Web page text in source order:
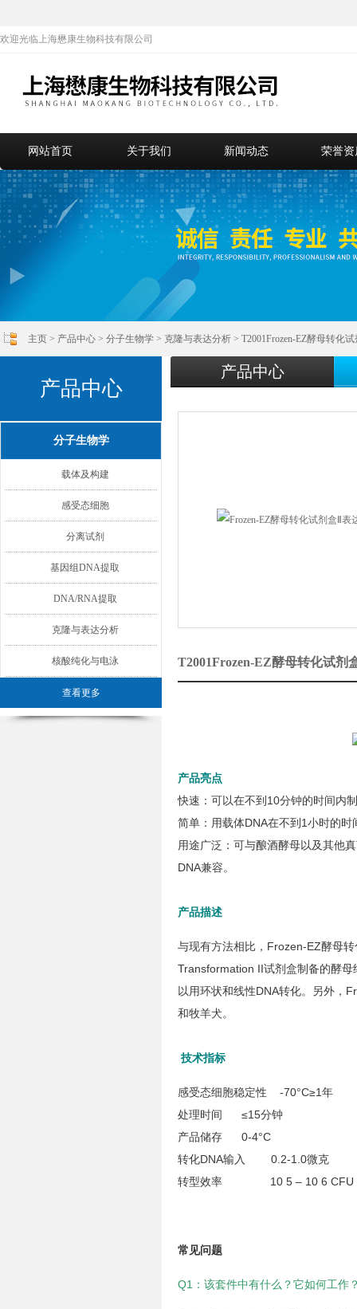
欢迎光临上海懋康生物科技有限公司
网站首页 关于我们 新闻动态 荣誉资
主页 > 产品中心 > 分子生物学 > 克隆与表达分析 > T2001Frozen-EZ酵母转化
产品中心
分子生物学
载体及构建
感受态细胞
分离试剂
基因组DNA提取
DNA/RNA提取
克隆与表达分析
核酸纯化与电泳
查看更多
产品中心
T2001Frozen-EZ酵母转化试剂
产品亮点
快速：可以在不到10分钟的时间内
简单：用载体DNA在不到1小时的
用途广泛：可与酿酒酵母以及其他
DNA兼容。
产品描述
与现有方法相比，Frozen-EZ酵母
Transformation II试剂盒制备的酵
以用环状和线性DNA转化。另外，
和牧羊犬。
技术指标
感受态细胞稳定性 -70°C≥1年
处理时间 ≤15分钟
产品储存 0-4°C
转化DNA输入 0.2-1.0微克
转型效率 10 5 – 10 6 CFU /
常见问题
Q1：该套件中有什么？它如何工作